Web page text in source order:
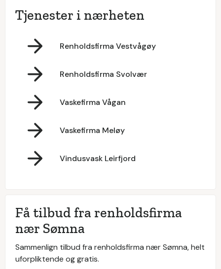
Tjenester i nærheten
Renholdsfirma Vestvågøy
Renholdsfirma Svolvær
Vaskefirma Vågan
Vaskefirma Meløy
Vindusvask Leirfjord
Få tilbud fra renholdsfirma
nær Sømna
Sammenlign tilbud fra renholdsfirma nær Sømna, helt
uforpliktende og gratis.